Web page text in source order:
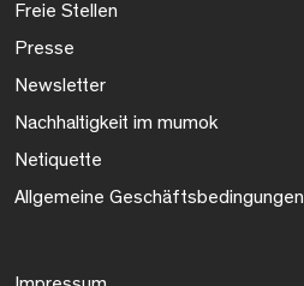
Freie Stellen
Presse
Newsletter
Nachhaltigkeit im mumok
Netiquette
Allgemeine Geschäftsbedingungen